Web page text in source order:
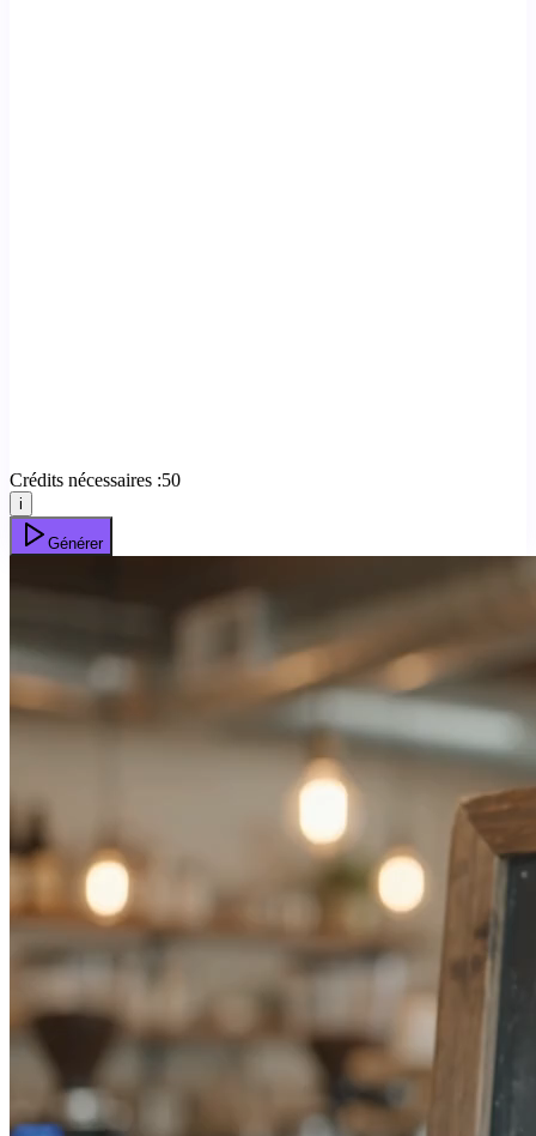
Crédits nécessaires :50
i
Générer